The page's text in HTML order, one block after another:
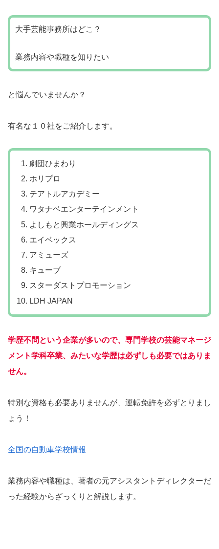
大手芸能事務所はどこ？
業務内容や職種を知りたい
と悩んでいませんか？
有名な１０社をご紹介します。
劇団ひまわり
ホリプロ
テアトルアカデミー
ワタナベエンターテインメント
よしもと興業ホールディングス
エイベックス
アミューズ
キューブ
スターダストプロモーション
LDH JAPAN
学歴不問という企業が多いので、専門学校の芸能マネージ
メント学科卒業、みたいな学歴は必ずしも必要ではありま
せん。
特別な資格も必要ありませんが、運転免許を必ずとりまし
ょう！
全国の自動車学校情報
業務内容や職種は、著者の元アシスタントディレクターだ
った経験からざっくりと解説します。